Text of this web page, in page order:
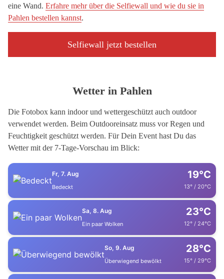
eine Wand. Erfahre mehr über die Selfiewall und wie du sie in
Pahlen bestellen kannst.
Selfiewall jetzt bestellen
Wetter in Pahlen
Die Fotobox kann indoor und wettergeschützt auch outdoor
verwendet werden. Beim Outdooreinsatz muss vor Regen und
Feuchtigkeit geschützt werden. Für Dein Event hast Du das
Wetter mit der 7-Tage-Vorschau im Blick:
Fr, 7. Aug
Bedeckt
19°C
13° / 20°C
Sa, 8. Aug
Ein paar Wolken
23°C
12° / 24°C
So, 9. Aug
Überwiegend bewölkt
28°C
15° / 29°C